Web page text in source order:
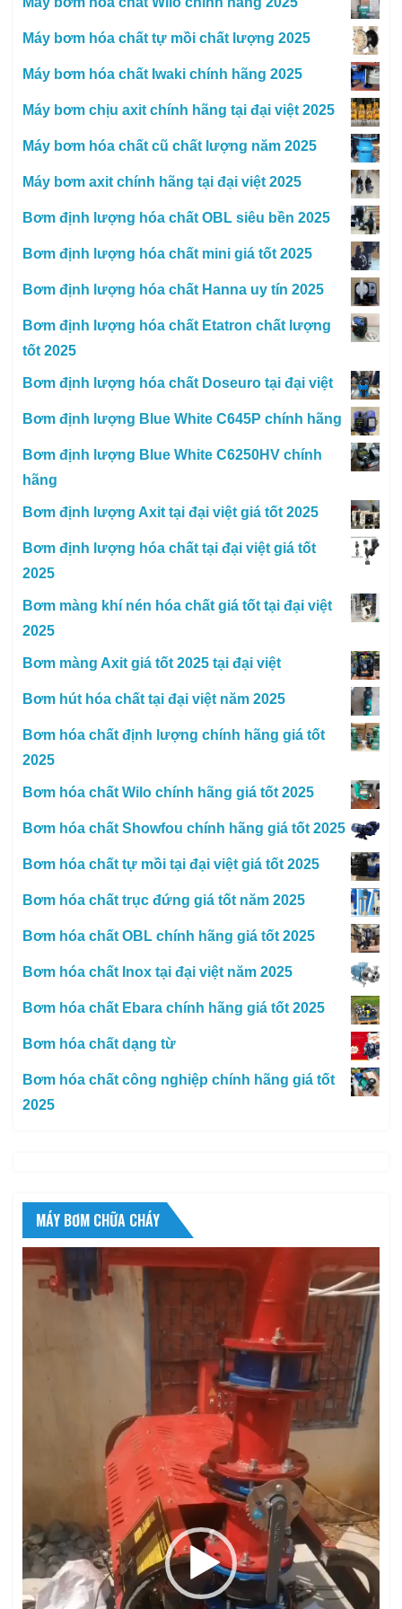
Máy bơm hóa chất tự mồi chất lượng 2025
Máy bơm hóa chất Iwaki chính hãng 2025
Máy bơm chịu axit chính hãng tại đại việt 2025
Máy bơm hóa chất cũ chất lượng năm 2025
Máy bơm axit chính hãng tại đại việt 2025
Bơm định lượng hóa chất OBL siêu bền 2025
Bơm định lượng hóa chất mini giá tốt 2025
Bơm định lượng hóa chất Hanna uy tín 2025
Bơm định lượng hóa chất Etatron chất lượng
tốt 2025
Bơm định lượng hóa chất Doseuro tại đại việt
Bơm định lượng Blue White C645P chính hãng
Bơm định lượng Blue White C6250HV chính
hãng
Bơm định lượng Axit tại đại việt giá tốt 2025
Bơm định lượng hóa chất tại đại việt giá tốt
2025
Bơm màng khí nén hóa chất giá tốt tại đại việt
2025
Bơm màng Axit giá tốt 2025 tại đại việt
Bơm hút hóa chất tại đại việt năm 2025
Bơm hóa chất định lượng chính hãng giá tốt
2025
Bơm hóa chất Wilo chính hãng giá tốt 2025
Bơm hóa chất Showfou chính hãng giá tốt 2025
Bơm hóa chất tự mồi tại đại việt giá tốt 2025
Bơm hóa chất trục đứng giá tốt năm 2025
Bơm hóa chất OBL chính hãng giá tốt 2025
Bơm hóa chất Inox tại đại việt năm 2025
Bơm hóa chất Ebara chính hãng giá tốt 2025
Bơm hóa chất dạng từ
Bơm hóa chất công nghiệp chính hãng giá tốt
2025
MÁY BƠM CHỮA CHÁY
Trình
chơi